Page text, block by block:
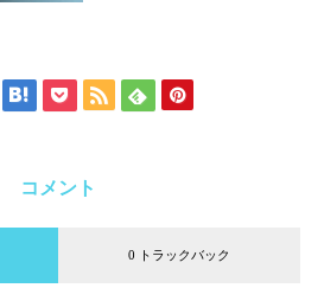
コメント
0 トラックバック